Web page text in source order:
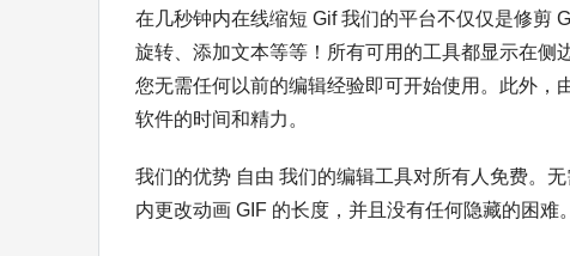
在几秒钟内在线缩短 Gif 我们的平台不仅仅是修剪
旋转、添加文本等等！所有可用的工具都显示在
您无需任何以前的编辑经验即可开始使用。此外，
软件的时间和精力。
我们的优势 自由 我们的编辑工具对所有人免费。
内更改动画 GIF 的长度，并且没有任何隐藏的困难。